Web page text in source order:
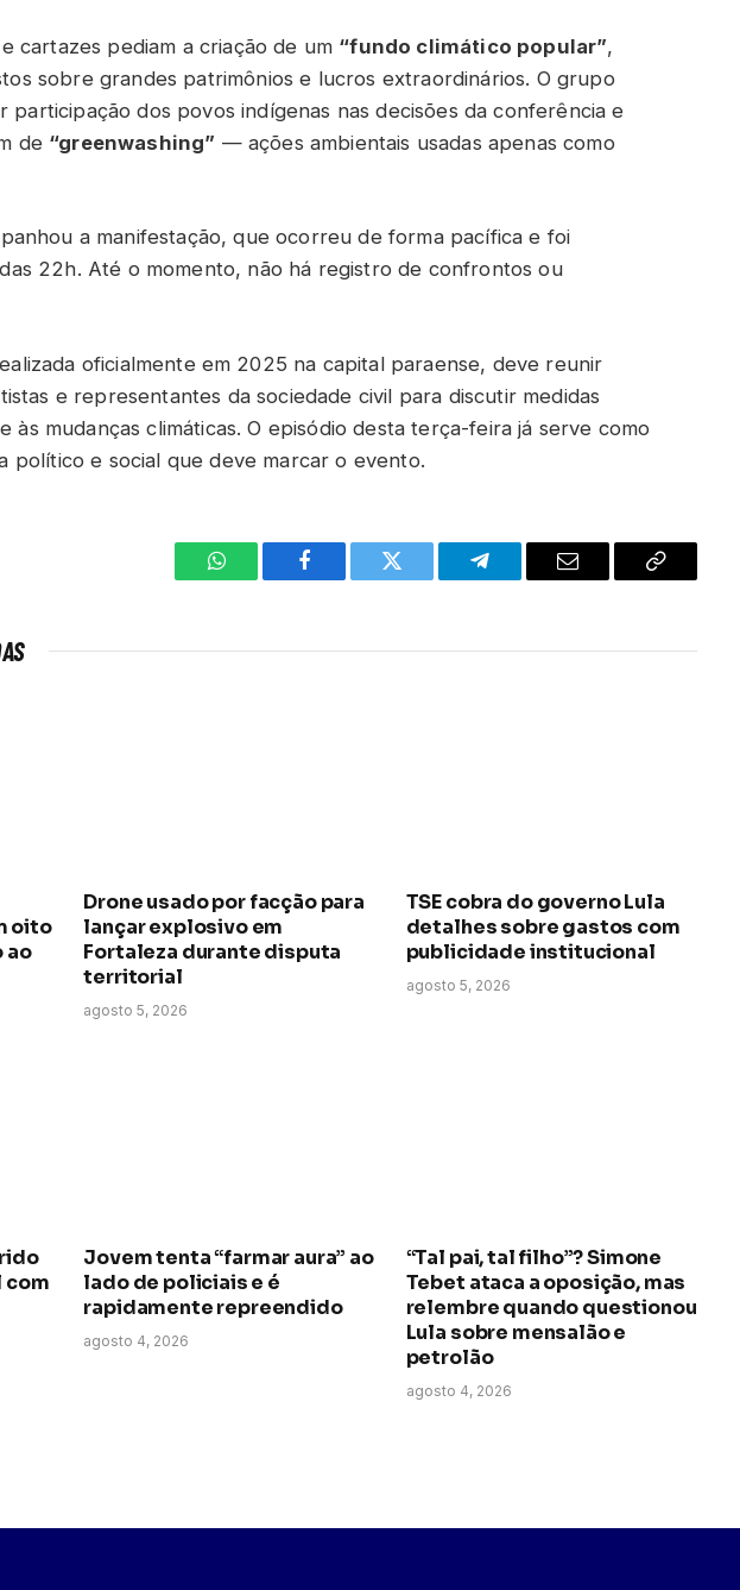
cartazes pediam a criação de um “fundo climático popular”,
sobre grandes patrimônios e lucros extraordinários. O grupo
participação dos povos indígenas nas decisões da conferência e
de “greenwashing” — ações ambientais usadas apenas como
a manifestação, que ocorreu de forma pacífica e foi
22h. Até o momento, não há registro de confrontos ou
oficialmente em 2025 na capital paraense, deve reunir
e representantes da sociedade civil para discutir medidas
às mudanças climáticas. O episódio desta terça-feira já serve como
político e social que deve marcar o evento.
WhatsAppFacebook Twitter TelegramaE-
Copiar
oito
ao
Drone usado por facção para
lançar explosivo em
Fortaleza durante disputa
territorial
agosto 5, 2026
TSE cobra do governo Lula
detalhes sobre gastos com
publicidade institucional
agosto 5, 2026
com
Jovem tenta “farmar aura” ao
lado de policiais e é
rapidamente repreendido
agosto 4, 2026
“Tal pai, tal filho”? Simone
Tebet ataca a oposição, mas
relembre quando questionou
Lula sobre mensalão e
petrolão
agosto 4, 2026